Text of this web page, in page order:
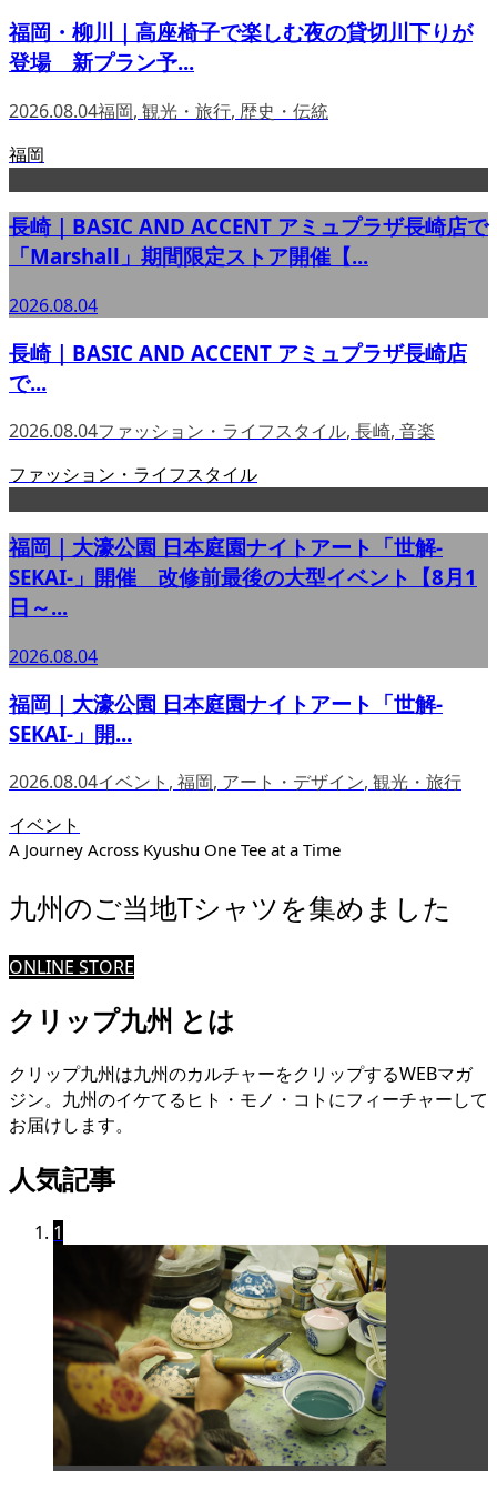
福岡・柳川｜高座椅子で楽しむ夜の貸切川下りが
登場 新プラン予...
2026.08.04福岡, 観光・旅行, 歴史・伝統
福岡
長崎｜BASIC AND ACCENT アミュプラザ長崎店で
「Marshall」期間限定ストア開催【...
2026.08.04
長崎｜BASIC AND ACCENT アミュプラザ長崎店
で...
2026.08.04ファッション・ライフスタイル, 長崎, 音楽
ファッション・ライフスタイル
福岡｜大濠公園 日本庭園ナイトアート「世解-
SEKAI-」開催 改修前最後の大型イベント【8月1
日～...
2026.08.04
福岡｜大濠公園 日本庭園ナイトアート「世解-
SEKAI-」開...
2026.08.04イベント , 福岡, アート・デザイン, 観光・旅行
イベント
A Journey Across Kyushu One Tee at a Time
九州のご当地Tシャツを集めました
ONLINE STORE
クリップ九州 とは
クリップ九州は九州のカルチャーをクリップするWEBマガ
ジン。九州のイケてるヒト・モノ・コトにフィーチャーして
お届けします。
人気記事
1